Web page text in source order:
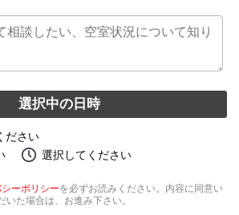
選択中の日時
ださい
選択してください
ーポリシーを必ずお読みください。内容に同意い
いた場合は、お進み下さい。